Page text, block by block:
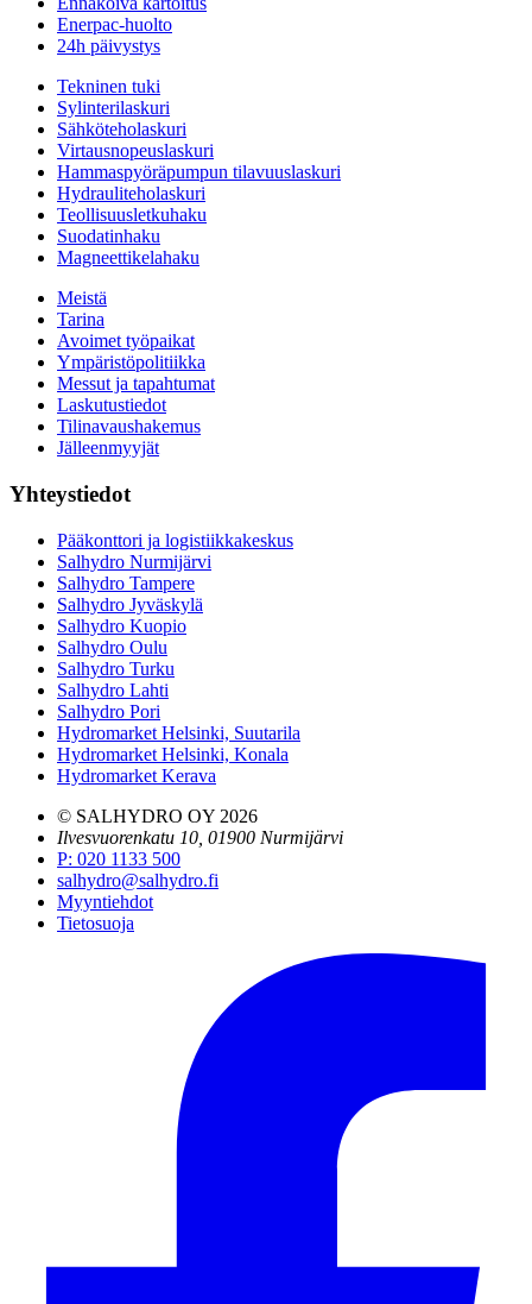
Enerpac-huolto
24h päivystys
Tekninen tuki
Sylinterilaskuri
Sähköteholaskuri
Virtausnopeuslaskuri
Hammaspyöräpumpun tilavuuslaskuri
Hydrauliteholaskuri
Teollisuusletkuhaku
Suodatinhaku
Magneettikelahaku
Meistä
Tarina
Avoimet työpaikat
Ympäristöpolitiikka
Messut ja tapahtumat
Laskutustiedot
Tilinavaushakemus
Jälleenmyyjät
Yhteystiedot
Pääkonttori ja logistiikkakeskus
Salhydro Nurmijärvi
Salhydro Tampere
Salhydro Jyväskylä
Salhydro Kuopio
Salhydro Oulu
Salhydro Turku
Salhydro Lahti
Salhydro Pori
Hydromarket Helsinki, Suutarila
Hydromarket Helsinki, Konala
Hydromarket Kerava
© SALHYDRO OY 2026
Ilvesvuorenkatu 10, 01900 Nurmijärvi
P: 020 1133 500
salhydro@salhydro.fi
Myyntiehdot
Tietosuoja